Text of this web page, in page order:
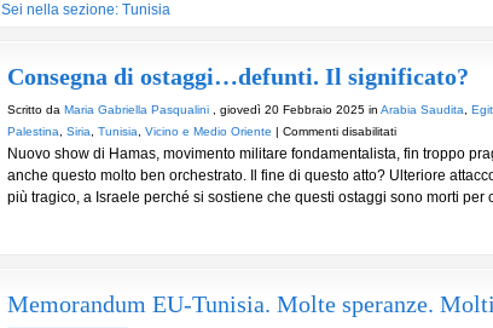
Sei nella sezione: Tunisia
Consegna di ostaggi…defunti. Il significato?
Scritto da Maria Gabriella Pasqualini , giovedì 20 Febbraio 2025 in Arabia Saudita
Palestina
Siria Tunisia Vicino e Medio Oriente | Commenti disabilitatisu
Consegna
di
ostaggi…
Nuovo show di Hamas, movimento militare fondamentalista, fin troppo
anche questo molto ben orchestrato. Il fine di questo atto? Ulteriore
più tragico, a Israele perché si sostiene che questi ostaggi sono morti per
Memorandum EU-Tunisia. Molte speranze.